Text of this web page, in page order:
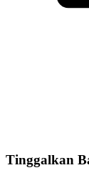
Tinggalkan